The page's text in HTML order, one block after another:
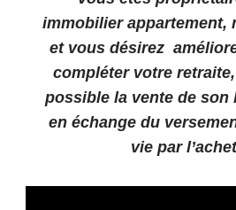
immobilier appartement,
et vous désirez
compléter votre
possible la vente de son
en échange du
vie par